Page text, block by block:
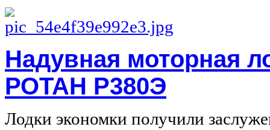
Надувная моторная
РОТАН Р380Э
Лодки экономки получили